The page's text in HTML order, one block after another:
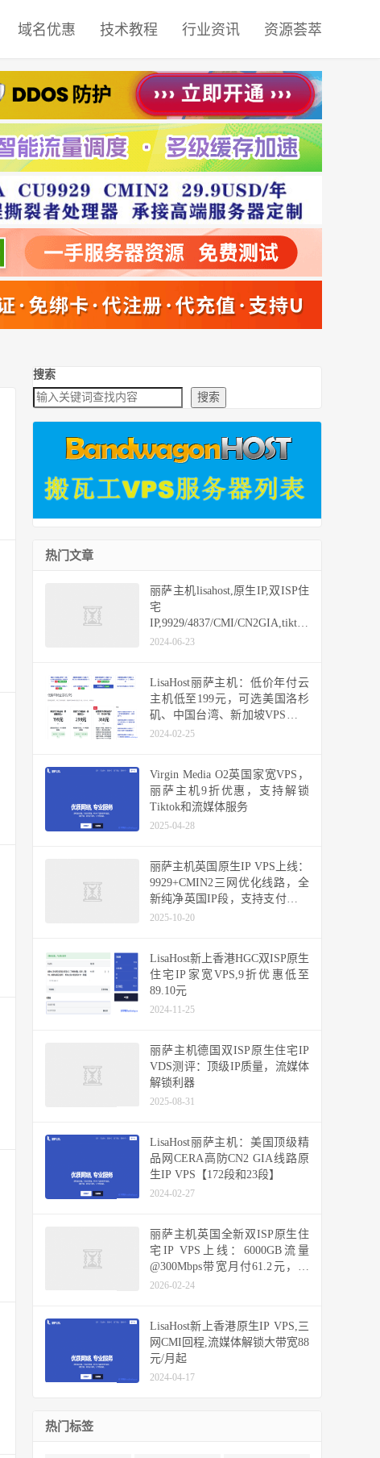
域名优惠 技术教程 行业资讯 资源荟萃
搜索
搜索
热门文章
丽萨主机lisahost,原生IP,双ISP住
宅
IP,9929/4837/CMI/CN2GIA,tiktok
vps,香港/日本/新加坡/美国/台湾/
2024-06-23
LisaHost丽萨主机：低价年付云
主机低至199元，可选美国洛杉
矶、中国台湾、新加坡VPS，支
持48小时内无条件退款
2024-02-25
Virgin Media O2英国家宽VPS，
丽萨主机9折优惠，支持解锁
Tiktok和流媒体服务
2025-04-28
丽萨主机英国原生IP VPS上线：
9929+CMIN2三网优化线路，全
新纯净英国IP段，支持支付宝、
USDT
2025-10-20
LisaHost新上香港HGC双ISP原生
住宅IP家宽VPS,9折优惠低至
89.10元
2024-11-25
丽萨主机德国双ISP原生住宅IP
VDS测评：顶级IP质量，流媒体
解锁利器
2025-08-31
LisaHost丽萨主机：美国顶级精
品网CERA高防CN2 GIA线路原
生IP VPS【172段和23段】
2024-02-27
丽萨主机英国全新双ISP原生住
宅IP VPS上线：6000GB流量
@300Mbps带宽月付61.2元，小
众A段IP、支持多流媒体解锁与
2026-02-24
LisaHost新上香港原生IP VPS,三
网CMI回程,流媒体解锁大带宽88
元/月起
2024-04-17
热门标签